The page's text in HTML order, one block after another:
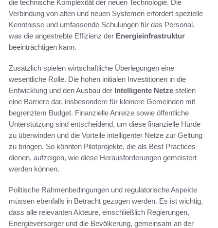
die technische Komplexität der neuen Technologie. Die
Verbindung von alten und neuen Systemen erfordert spezielle
Kenntnisse und umfassende Schulungen für das Personal,
was die angestrebte Effizienz der Energieinfrastruktur
beeinträchtigen kann.
Zusätzlich spielen wirtschaftliche Überlegungen eine
wesentliche Rolle. Die hohen initialen Investitionen in die
Entwicklung und den Ausbau der Intelligente Netze stellen
eine Barriere dar, insbesondere für kleinere Gemeinden mit
begrenztem Budget. Finanzielle Anreize sowie öffentliche
Unterstützung sind entscheidend, um diese finanzielle Hürde
zu überwinden und die Vorteile intelligenter Netze zur Geltung
zu bringen. So könnten Pilotprojekte, die als Best Practices
dienen, aufzeigen, wie diese Herausforderungen gemeistert
werden können.
Politische Rahmenbedingungen und regulatorische Aspekte
müssen ebenfalls in Betracht gezogen werden. Es ist wichtig,
dass alle relevanten Akteure, einschließlich Regierungen,
Energieversorger und die Bevölkerung, gemeinsam an der